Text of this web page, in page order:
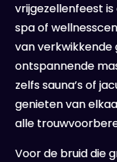
vrijgezellenfeest
spa of
van verkwikkende
ontspannende
zelfs sauna’s of
genieten van
alle
Voor de bruid die